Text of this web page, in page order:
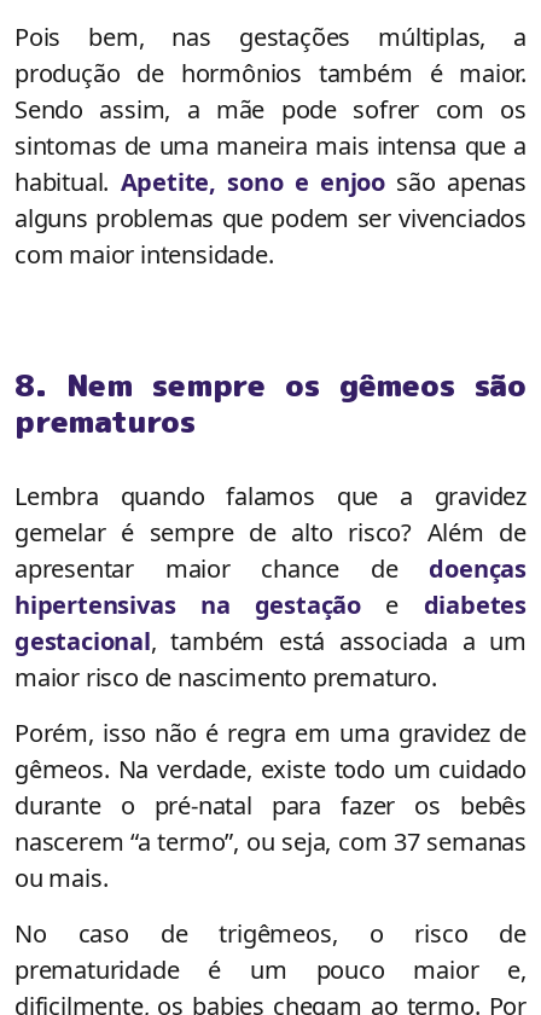
Pois bem, nas gestações múltiplas, a
produção de hormônios também é maior.
Sendo assim, a mãe pode sofrer com os
sintomas de uma maneira mais intensa que a
habitual. Apetite, sono e enjoo são apenas
alguns problemas que podem ser vivenciados
com maior intensidade.
8. Nem sempre os gêmeos são
prematuros
Lembra quando falamos que a gravidez
gemelar é sempre de alto risco? Além de
apresentar maior chance de doenças
hipertensivas na gestação e diabetes
gestacional, também está associada a um
maior risco de nascimento prematuro.
Porém, isso não é regra em uma gravidez de
gêmeos. Na verdade, existe todo um cuidado
durante o pré-natal para fazer os bebês
nascerem “a termo”, ou seja, com 37 semanas
ou mais.
No caso de trigêmeos, o risco de
prematuridade é um pouco maior e,
dificilmente, os babies chegam ao termo. Por